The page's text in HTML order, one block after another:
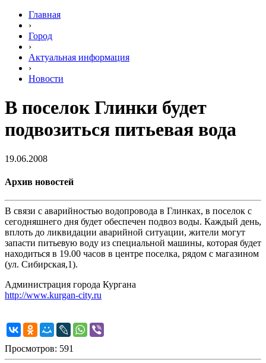
Главная
›
Город
›
Актуальная информация
›
Новости
В поселок Глинки будет
подвозиться питьевая вода
19.06.2008
Архив новостей
В связи с аварийностью водопровода в Глинках, в поселок с
сегодняшнего дня будет обеспечен подвоз воды. Каждый день,
вплоть до ликвидации аварийной ситуации, жители могут
запасти питьевую воду из специальной машины, которая будет
находиться в 19.00 часов в центре поселка, рядом с магазином
(ул. Сибирская,1).
Администрация города Кургана
http://www.kurgan-city.ru
Просмотров: 591